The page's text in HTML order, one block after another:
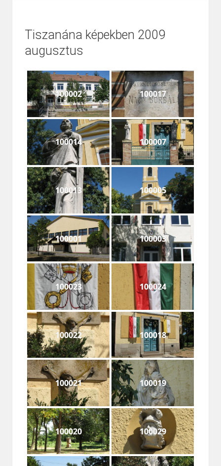
Tiszanána képekben 2009
augusztus
100002 100017
100014 100007
100013 100005
100001 100003
100023 100024
100022 100018
100021 100019
100020 100029